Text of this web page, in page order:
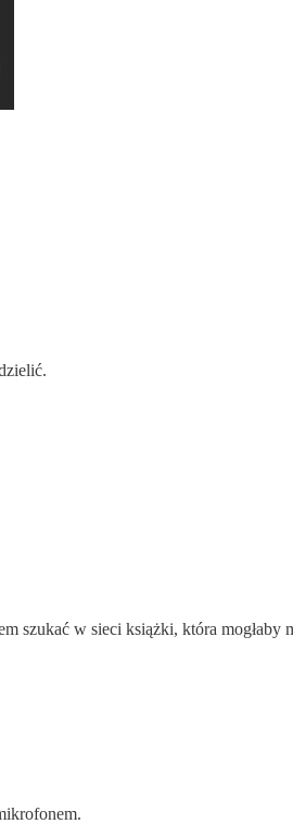
szukać w sieci książki, która